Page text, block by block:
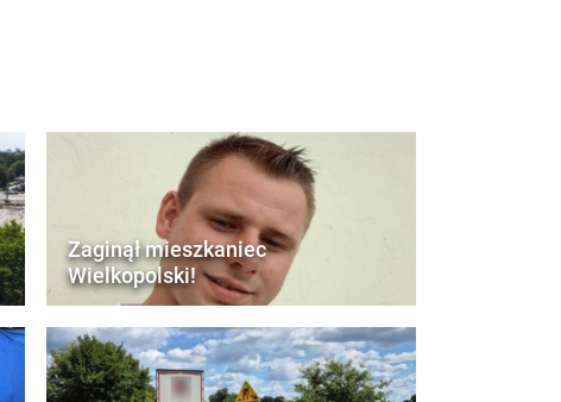
Zaginął mieszkaniec
Wielkopolski!